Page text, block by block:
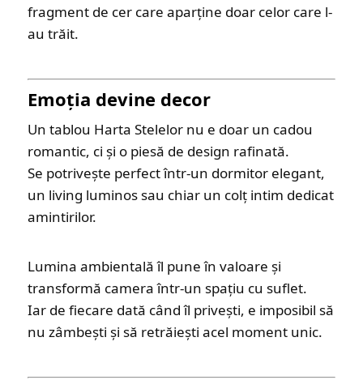
fragment de cer care aparține doar celor care l-
au trăit.
Emoția devine decor
Un tablou Harta Stelelor nu e doar un cadou
romantic, ci și o piesă de design rafinată.
Se potrivește perfect într-un dormitor elegant,
un living luminos sau chiar un colț intim dedicat
amintirilor.
Lumina ambientală îl pune în valoare și
transformă camera într-un spațiu cu suflet.
Iar de fiecare dată când îl privești, e imposibil să
nu zâmbești și să retrăiești acel moment unic.